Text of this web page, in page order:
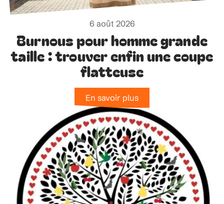
6 août 2026
Burnous pour homme grande
taille : trouver enfin une coupe
flatteuse
En savoir plus